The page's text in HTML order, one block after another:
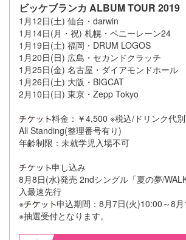
ビッケブランカ ALBUM TOUR 2019
1月12日(土) 仙台・darwin
1月14日(月・祝) 札幌・ペニーレーン24
1月19日(土) 福岡・DRUM LOGOS
1月20日(日) 広島・セカンドクラッチ
1月25日(金) 名古屋・ダイアモンドホール
1月26日(土) 大阪・BIGCAT
2月10日(日) 東京・Zepp Tokyo
料金：￥4,500 ※税込/ドリンク代別
All Standing(整理番号有り)
年齢制限：未就学児入場不可
申し込み
8月8日(水)発売 2ndシングル「夏の夢/
入最速先行
※
申込期間：8月7日(火)10:00～8
※抽選受付となります。